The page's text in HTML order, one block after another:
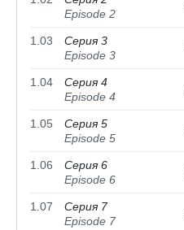
Episode 2
1.03
Серия 3
Episode 3
1.04
Серия 4
Episode 4
1.05
Серия 5
Episode 5
1.06
Серия 6
Episode 6
1.07
Серия 7
Episode 7